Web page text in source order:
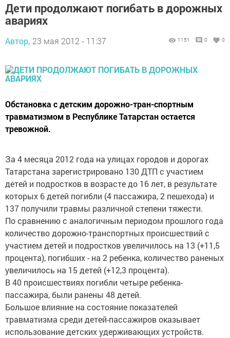
Дети продолжают погибать в дорожных
авариях
Автор, 23 мая 2012 - 11:37 1151 0 0
Обстановка с детским дорожно-тран-спортным
травматизмом в Республике Татарстан остается
тревожной.
За 4 месяца 2012 года на улицах городов и дорогах
Татарстана зарегистрировано 130 ДТП с участием
детей и подростков в возрасте до 16 лет, в результате
которых 6 детей погибли (4 пассажира, 2 пешехода) и
137 получили травмы различной степени тяжести.
По сравнению с аналогичным периодом прошлого года
количество дорожно-транспортных происшествий с
участием детей и подростков увеличилось на 13 (+11,5
процента), погибших - на 2 ребенка, количество раненых
увеличилось на 15 детей (+12,3 процента).
В 40 происшествиях погибли четыре ребенка-
пассажира, были ранены 48 детей.
Большое влияние на состояние показателей
травматизма среди детей-пассажиров оказывает
использование детских удерживающих устройств.